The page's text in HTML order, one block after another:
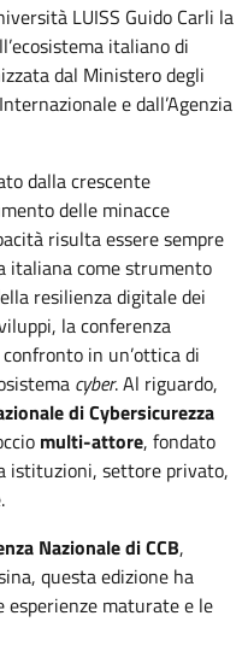
LUISS Guido Carli la
italiano di
dal Ministero degli
e dall’Agenzia
dalla crescente
delle minacce
risulta essere sempre
italiana come strumento
resilienza digitale dei
la conferenza
in un’ottica di
cyber. Al riguardo,
di Cybersicurezza
multi-attore, fondato
istituzioni, settore privato,
Nazionale di CCB,
questa edizione ha
maturate e le